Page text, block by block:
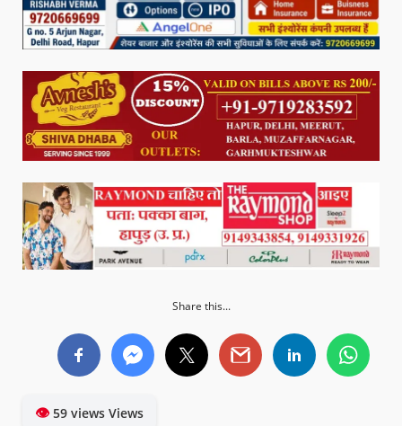
Share this...
👁59 views Views